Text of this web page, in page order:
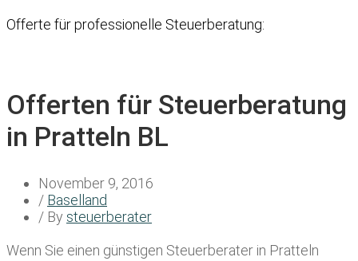
Offerte für professionelle Steuerberatung:
Offerten für Steuerberatung
in Pratteln BL
November 9, 2016
/ Baselland
/ By steuerberater
Wenn Sie einen günstigen Steuerberater in Pratteln